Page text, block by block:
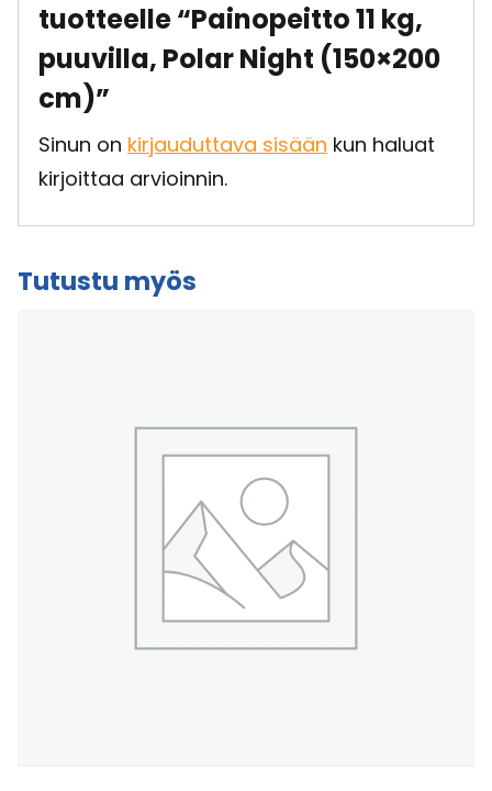
tuotteelle “Painopeitto 11 kg,
puuvilla, Polar Night (150×200
cm)”
Sinun on kirjauduttava sisään kun haluat
kirjoittaa arvioinnin.
Tutustu myös